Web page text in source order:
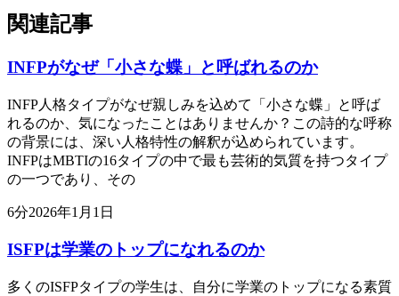
関連記事
INFPがなぜ「小さな蝶」と呼ばれるのか
INFP人格タイプがなぜ親しみを込めて「小さな蝶」と呼ば
れるのか、気になったことはありませんか？この詩的な呼称
の背景には、深い人格特性の解釈が込められています。
INFPはMBTIの16タイプの中で最も芸術的気質を持つタイプ
の一つであり、その
6分2026年1月1日
ISFPは学業のトップになれるのか
多くのISFPタイプの学生は、自分に学業のトップになる素質